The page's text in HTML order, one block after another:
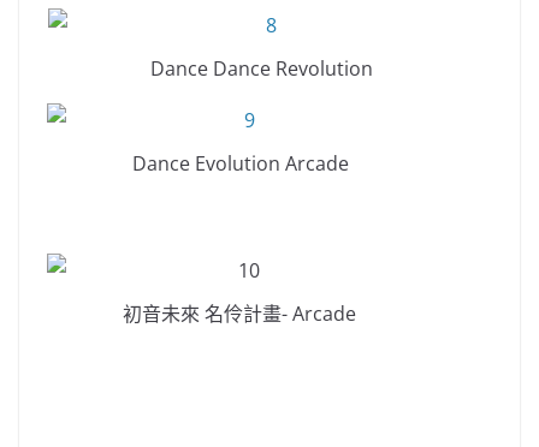
Dance Dance Revolution
Dance Evolution Arcade
初音未來 名伶計畫- Arcade